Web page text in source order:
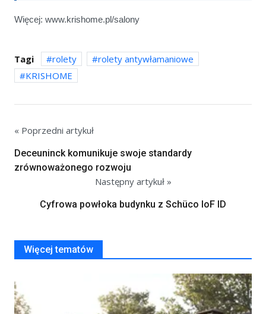
Więcej: www.krishome.pl/salony
Tagi rolety
rolety antywłamaniowe
KRISHOME
« Poprzedni artykuł
Deceuninck komunikuje swoje standardy
zrównoważonego rozwoju
Następny artykuł »
Cyfrowa powłoka budynku z Schüco IoF ID
Więcej tematów